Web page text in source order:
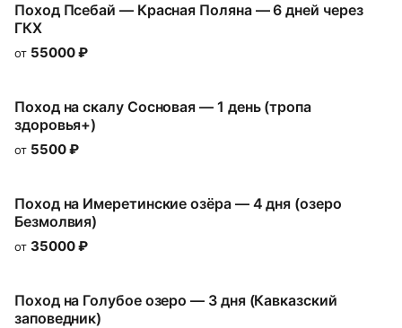
Поход Псебай — Красная Поляна — 6 дней через
ГКХ
от 55000₽
Поход на скалу Сосновая — 1 день (тропа
здоровья+)
от 5500₽
Поход на Имеретинские озёра — 4 дня (озеро
Безмолвия)
от 35000₽
Поход на Голубое озеро — 3 дня (Кавказский
заповедник)